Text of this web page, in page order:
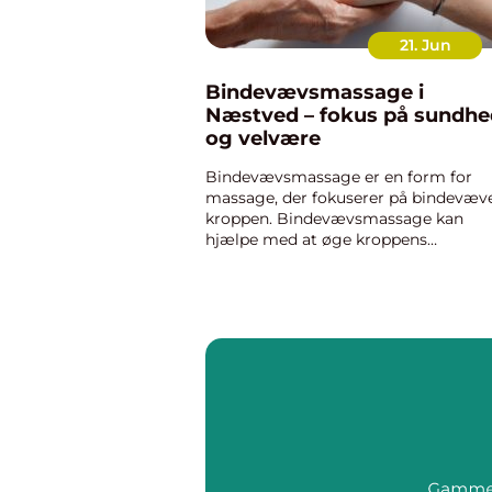
21. Jun
Bindevævsmassage i
Næstved – fokus på
og velvære
Bindevævsmassage er en form for
massage, der fokuserer på
kroppen. Bindevævsmassage kan
hjælpe med at øge kroppens